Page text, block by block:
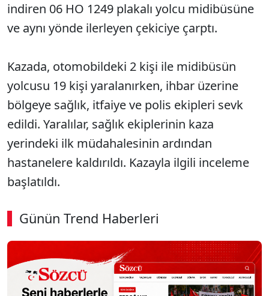
indiren 06 HO 1249 plakalı yolcu midibüsüne
ve aynı yönde ilerleyen çekiciye çarptı.
Kazada, otomobildeki 2 kişi ile midibüsün
yolcusu 19 kişi yaralanırken, ihbar üzerine
bölgeye sağlık, itfaiye ve polis ekipleri sevk
edildi. Yaralılar, sağlık ekiplerinin kaza
yerindeki ilk müdahalesinin ardından
hastanelere kaldırıldı. Kazayla ilgili inceleme
başlatıldı.
Günün Trend Haberleri
00:02 / 09:15
Sesi Aç